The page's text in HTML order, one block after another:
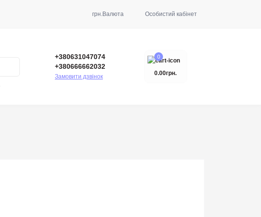
грн.Валюта Особистий кабінет
+380631047074
+380666662032
Замовити дзвінок
0
0.00грн.